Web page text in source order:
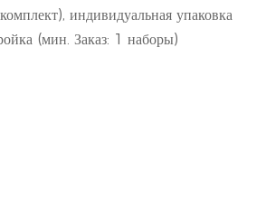
индивидуальная упаковка
(мин. Заказ: 1 наборы)